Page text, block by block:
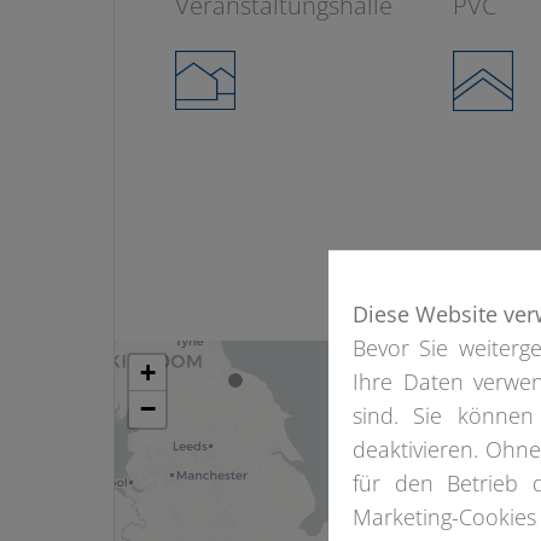
+
−
Diese Website
Bevor Sie
Ihre Daten
sind. Sie
deaktivieren.
für den Betrieb
Marketing-